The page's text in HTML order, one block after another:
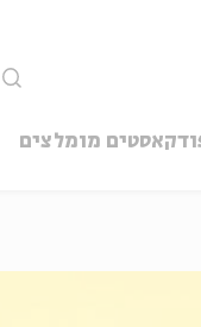
מומלצים